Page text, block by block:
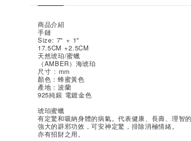
商品介紹
手鏈
Size: 7" + 1"
17.5CM +2.5CM
天然琥珀/蜜蠟
（AMBER）海琥珀
尺寸 : mm
顏色：蜂蜜黃色
產地：波蘭
925純銀 電鍍金色
琥珀蜜蠟
有定驚和吸納身體的病氣。代表健康、長壽、理智的
強大的辟邪功效，可安神定驚，排除消極情緒。
亦有招財之用。